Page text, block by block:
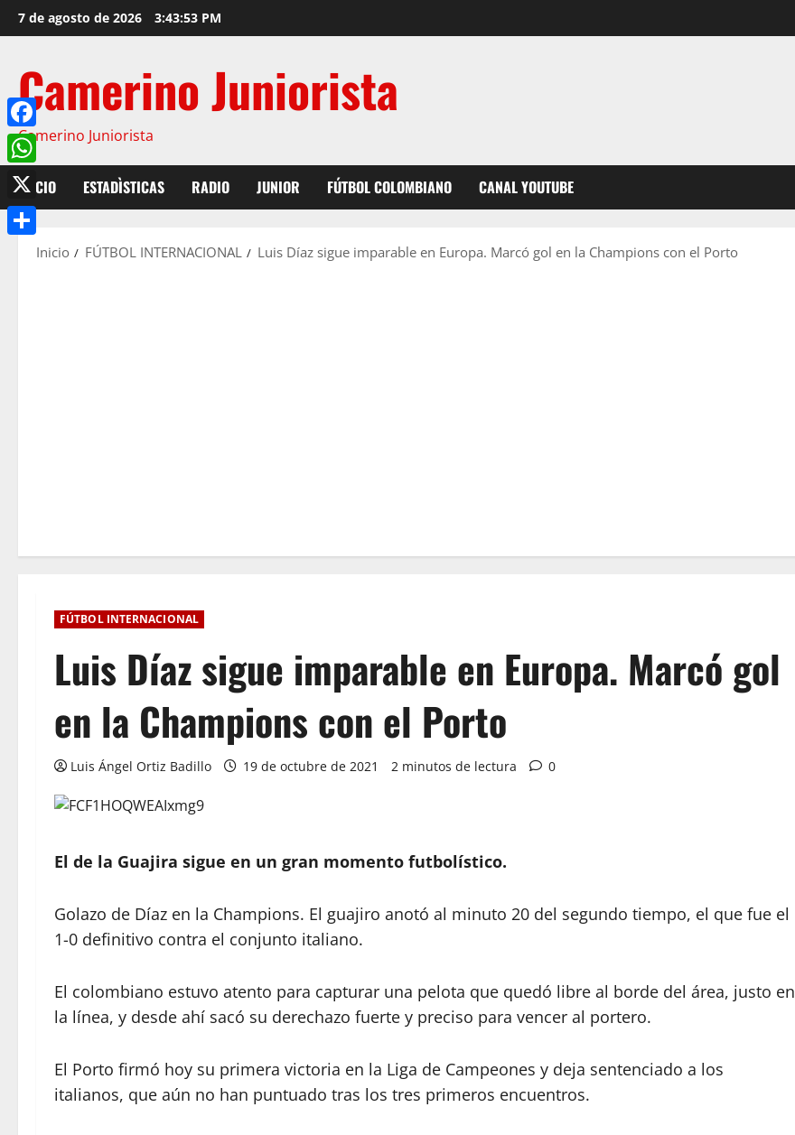
7 de agosto de 2026 3:43:54 PM
Camerino Juniorista
Camerino Juniorista
INICIO ESTADÌSTICAS RADIO JUNIOR FÚTBOL COLOMBIANO CANAL YOUTUBE
Inicio FÚTBOL INTERNACIONAL Luis Díaz sigue imparable en Europa. Marcó gol en la Champions con el Porto
FÚTBOL INTERNACIONAL
Luis Díaz sigue imparable en Europa. Marcó gol
en la Champions con el Porto
Luis Ángel Ortiz Badillo 19 de octubre de 2021 2 minutos de lectura 0
El de la Guajira sigue en un gran momento futbolístico.
Golazo de Díaz en la Champions. El guajiro anotó al minuto 20 del segundo tiempo, el que fue el
1-0 definitivo contra el conjunto italiano.
El colombiano estuvo atento para capturar una pelota que quedó libre al borde del área, justo en
la línea, y desde ahí sacó su derechazo fuerte y preciso para vencer al portero.
El Porto firmó hoy su primera victoria en la Liga de Campeones y deja sentenciado a los
italianos, que aún no han puntuado tras los tres primeros encuentros.
Facebook
WhatsApp
X
Compartir